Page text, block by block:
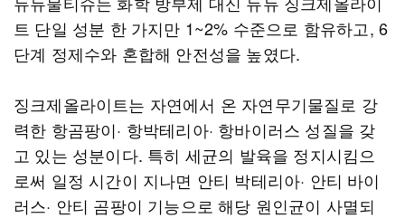
트 단일 성분 한 가지만 1~2% 수준으로 함유하고, 6
단계 정제수와 혼합해 안전성을 높였다.
징크제올라이트는 자연에서 온 자연무기물질로 강
력한 항곰팡이· 항박테리아· 항바이러스 성질을 갖
고 있는 성분이다. 특히 세균의 발육을 정지시킴으
로써 일정 시간이 지나면 안티 박테리아· 안티 바이
러스· 안티 곰팡이 기능으로 해당 원인균이 사멸되